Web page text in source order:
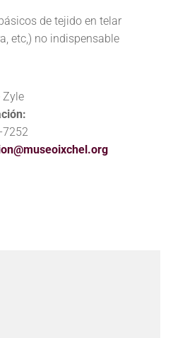
de tejido en telar
etc,) no indispensable
Zyle